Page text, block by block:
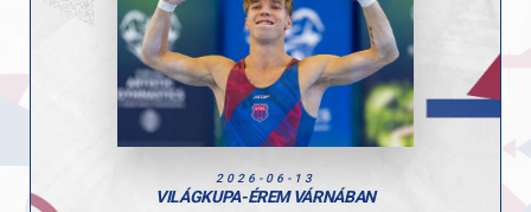
az elért eredményhez, csak így tovább!
2026-06-13
VILÁGKUPA-ÉREM VÁRNÁBAN